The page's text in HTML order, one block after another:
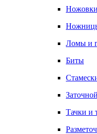
Ломы и
Биты
Тачки и